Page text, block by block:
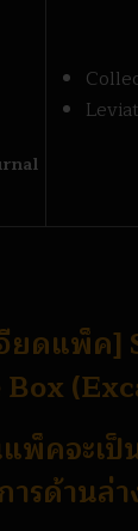
ยดแพ็ค]
พ็คจะเ
ารด้านล่า